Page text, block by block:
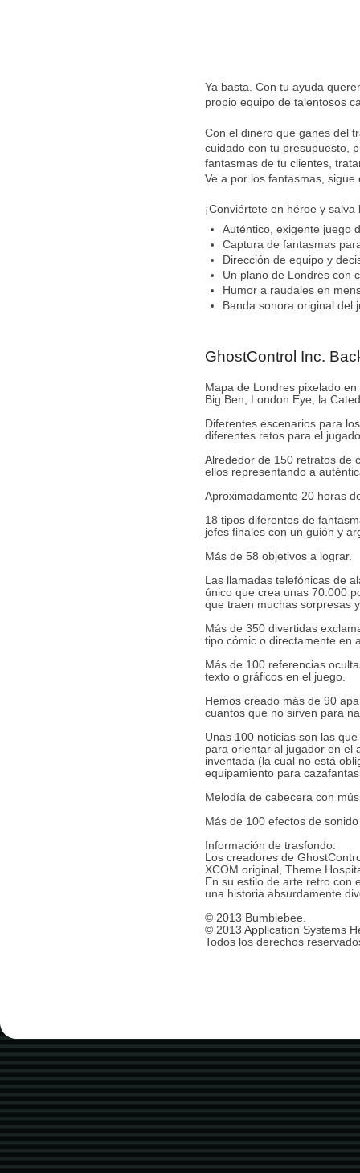
Ya basta. Con tu ayuda
propio equipo de talentosos
Con el dinero que ganes del
cuidado con tu presupuesto,
fantasmas de tu clientes,
Ve a por los fantasmas,
¡Conviértete en héroe y salva
Auténtico, exigente juego
Captura de fantasmas
Dirección de equipo y
Un plano de Londres con
Humor a raudales en
Banda sonora original del
GhostControl Inc.
Mapa de Londres pixelado
Big Ben, London Eye, la
Diferentes escenarios para
diferentes retos para el
Alrededor de 150 retratos de
ellos representando a
Aproximadamente 20 horas
18 tipos diferentes de
jefes finales con un guión y
Más de 58 objetivos a lograr.
Las llamadas telefónicas de
único que crea unas 70.000
que traen muchas sorpresas
Más de 350 divertidas
tipo cómic o directamente en
Más de 100 referencias
texto o gráficos en el juego.
Hemos creado más de 90
cuantos que no sirven para
Unas 100 noticias son las
para orientar al jugador en el
inventada (la cual no está
equipamiento para
Melodía de cabecera con
Más de 100 efectos de
Información de trasfondo:
Los creadores de
XCOM original, Theme
En su estilo de arte retro con
una historia absurdamente
© 2013 Bumblebee.
© 2013 Application Systems
Todos los derechos